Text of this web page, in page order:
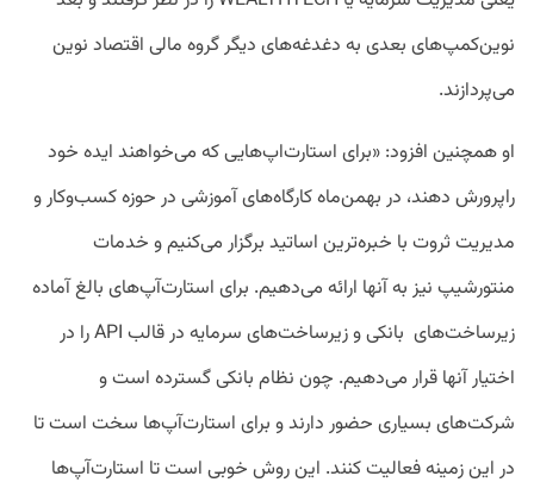
نوین‌کمپ‌های بعدی به دغدغه‌های دیگر گروه مالی اقتصاد نوین
می‌پردازند.
او همچنین افزود: «برای استارت‌اپ‌هایی که می‌خواهند ایده خود
راپرورش دهند، در بهمن‌ماه کارگاه‌های آموزشی در حوزه کسب‌وکار و
مدیریت ثروت با خبره‌ترین اساتید برگزار می‌کنیم و خدمات
منتورشیپ نیز به آنها ارائه می‌دهیم. برای استارت‌‌آپ‌های بالغ آماده
زیرساخت‌های بانکی و زیرساخت‌های سرمایه در قالب API را در
اختیار آنها قرار می‌دهیم. چون نظام بانکی گسترده است و
شرکت‌های بسیاری حضور دارند و برای استارت‌آپ‌ها سخت است تا
در این زمینه فعالیت کنند. این روش خوبی است تا استارت‌آپ‌ها